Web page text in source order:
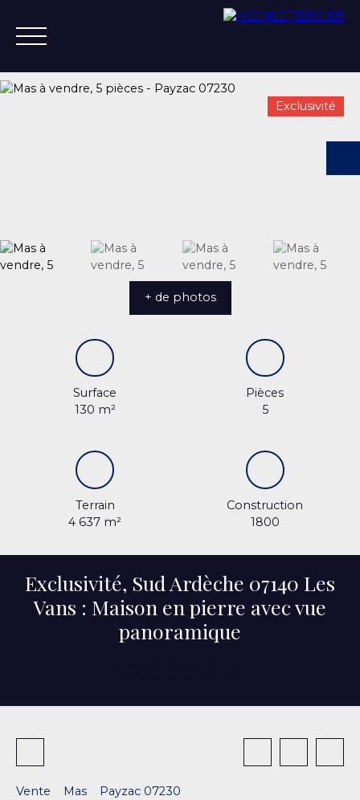
+33 4 75 37 21 14
Exclusivité
+ de photos
Surface
130 m²
Pièces
5
Terrain
4 637 m²
Construction
1800
Exclusivité, Sud Ardèche 07140 Les
Vans : Maison en pierre avec vue
panoramique
Vente Mas
Payzac 07230